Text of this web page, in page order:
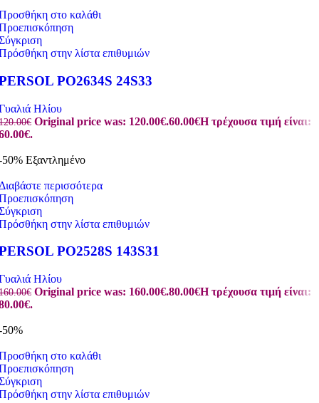
στο καλάθι
στην λίστα επιθυμιών
PO2634S 24S33
Ηλίου
€ Original price was: 120.00€.60.00€Η τρέχουσα τιμή είναι:
50% Εξαντλημένο
περισσότερα
στην λίστα επιθυμιών
PO2528S 143S31
Ηλίου
€ Original price was: 160.00€.80.00€Η τρέχουσα τιμή είναι:
50%
στο καλάθι
στην λίστα επιθυμιών